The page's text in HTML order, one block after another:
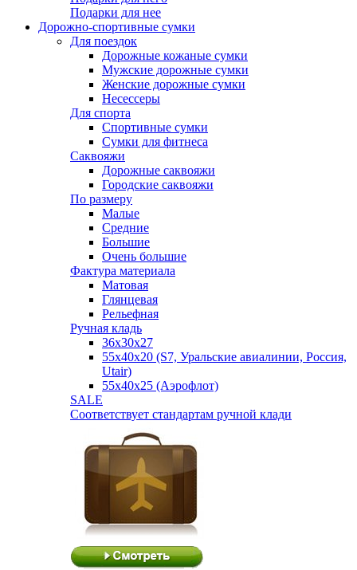
Подарки для нее
Дорожно-спортивные сумки
Для поездок
Дорожные кожаные сумки
Мужские дорожные сумки
Женские дорожные сумки
Несессеры
Для спорта
Спортивные сумки
Сумки для фитнеса
Саквояжи
Дорожные саквояжи
Городские саквояжи
По размеру
Малые
Средние
Большие
Очень большие
Фактура материала
Матовая
Глянцевая
Рельефная
Ручная кладь
36х30x27
55х40х20 (S7, Уральские авиалинии, Россия,
Utair)
55х40х25 (Аэрофлот)
SALE
Соответствует стандартам ручной клади